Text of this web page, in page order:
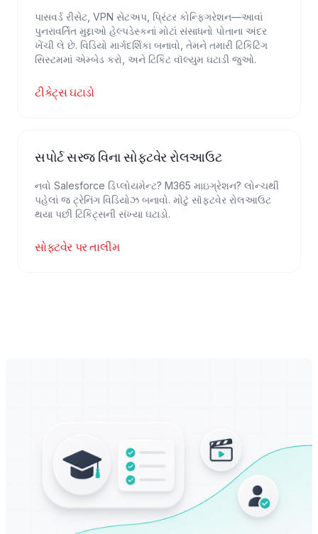
પાસવર્ડ રીસેટ, VPN સેટઅપ, પ્રિંટર કોન્ફિગરેશન—આવાં
પુનરાવર્તિત મુદ્દાઓ હેલ્પડેસ્કનાં મોટાં સંસાધનો પોતાના અંદર
ખેંચી લે છે. વિડિયો માર્ગદર્શિકા બનાવો, તેમને તમારી ટિકિટિંગ
સિસ્ટમમાં એમ્બેડ કરો, અને ટિકિટ વૉલ્યુમ ઘટાડી જુઓ.
ટીકેટ્સ ઘટાડો
સપોર્ટ સરજ વિના સોફ્ટવેર રોલઆઉટ
નવો Salesforce ડિપ્લોયમેન્ટ? M365 માઇગ્રેશન? લોન્ચથી
પહેલાં જ ટ્રેનિંગ વિડિયોઝ બનાવો. મોટું સૉફ્ટવેર રોલઆઉટ
થયા પછી ટિકિટ્સની સંખ્યા ઘટાડો.
સોફ્ટવેર પર તાલીમ